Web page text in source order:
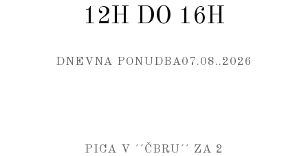
12H DO 16H
DNEVNA PONUDBA07.08..2026
PICA V ´´ČBRU´´ ZA 2